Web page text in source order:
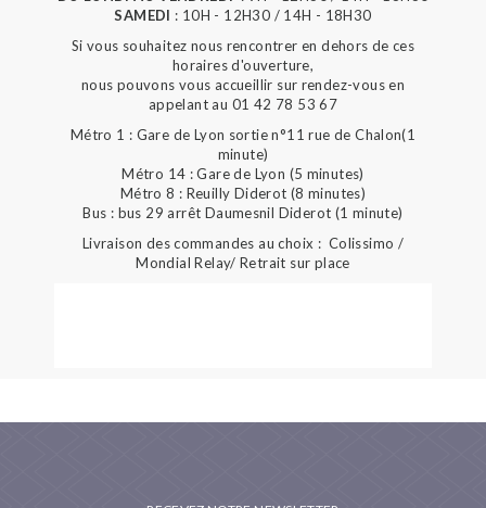
SAMEDI : 10H - 12H30 / 14H - 18H30
Si vous souhaitez nous rencontrer en dehors de ces
horaires d'ouverture,
nous pouvons vous accueillir sur rendez-vous en
appelant au 01 42 78 53 67
Métro 1 : Gare de Lyon sortie n°11 rue de Chalon(1
minute)
Métro 14 : Gare de Lyon (5 minutes)
Métro 8 : Reuilly Diderot (8 minutes)
Bus : bus 29 arrêt Daumesnil Diderot (1 minute)
Livraison des commandes au choix : Colissimo /
Mondial Relay/ Retrait sur place